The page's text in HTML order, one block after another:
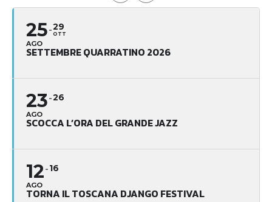
25
AGO
29
OTT
SETTEMBRE QUARRATINO 2026
23
AGO
26
SCOCCA L’ORA DEL GRANDE JAZZ
12
AGO
16
TORNA IL TOSCANA DJANGO FESTIVAL